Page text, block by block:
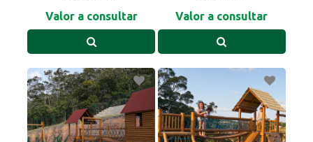
Valor a consultar
Valor a consultar